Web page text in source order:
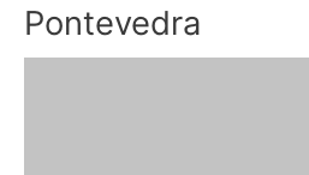
Pontevedra